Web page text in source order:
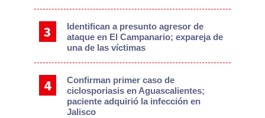
Identifican a presunto agresor de
ataque en El Campanario; expareja de
una de las víctimas
Confirman primer caso de
ciclosporiasis en Aguascalientes;
paciente adquirió la infección en
Jalisco